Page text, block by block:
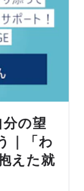
分の望
｜「わ
えた就